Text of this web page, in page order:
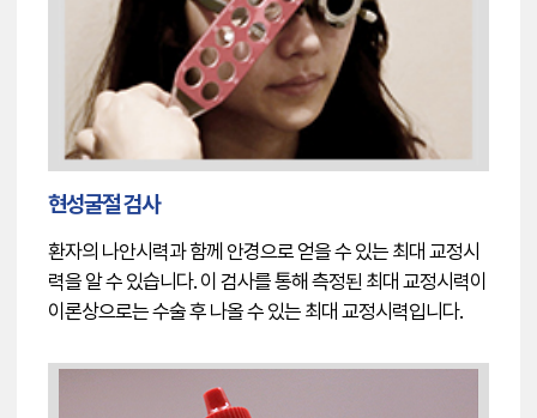
현성굴절 검사
환자의 나안시력과 함께 안경으로 얻을 수 있는 최대 교정시
력을 알 수 있습니다. 이 검사를 통해 측정된 최대 교정시력이
이론상으로는 수술 후 나올 수 있는 최대 교정시력입니다.